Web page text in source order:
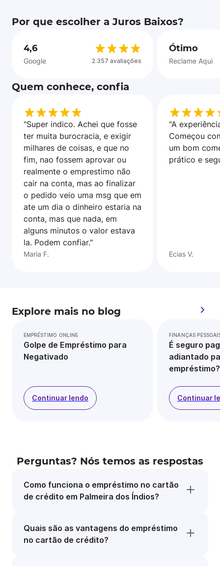
Por que escolher a Juros Baixos?
4,6
Google 2.357 avaliações
Ótimo
Reclame Aqui
Quem conhece, confia
"Super indico. Achei que fosse
ter muita burocracia, e exigir
milhares de coisas, e que no
fim, nao fossem aprovar ou
realmente o emprestimo não
cair na conta, mas ao finalizar
o pedido veio uma msg que em
ate um dia o dinheiro estaria na
conta, mas que nada, em
alguns minutos o valor estava
la. Podem confiar."
Maria F.
"A
Começou
um bom
prático e
Ecias V.
Explore mais no blog
EMPRÉSTIMO ONLINE
Golpe de Empréstimo para
Negativado
Continuar lendo
FINANÇAS
É seguro
adiantado
empréstimo?
Continuar
Perguntas? Nós temos as respostas
Como funciona o empréstimo no cartão
de crédito em Palmeira dos Índios?
Quais são as vantagens do empréstimo
no cartão de crédito?